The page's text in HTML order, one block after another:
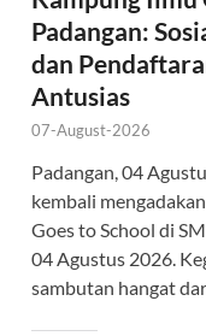
Padangan:
dan
Antusias
07-August-2026
Padangan, 04
kembali
Goes to School di
04 Agustus 2026.
sambutan hangat